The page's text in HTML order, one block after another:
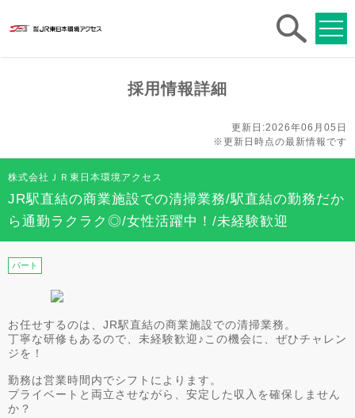
採用情報詳細
更新日:2026年06月05日
※更新日時点の最新情報です
株式会社ＪＲ東日本環境アクセス
JR駅直結の商業施設での清掃業務/駅直結の勤務だか
ら通勤ラクラク◎/女性活躍中！/未経験歓迎
パート
お任せするのは、JR駅直結の商業施設での清掃業務。
丁寧な研修もあるので、未経験歓迎♪この機会に、ぜひチャレン
ジを！
勤務は営業時間内でシフトによります。
プライベートと両立させながら、安定した収入を確保しません
か？